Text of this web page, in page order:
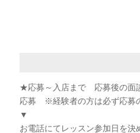
★応募～入店まで 応募後の面
応募 ※経験者の方は必ず応募
▼
お電話にてレッスン参加日を決